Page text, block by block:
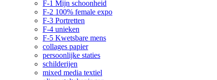
F-1 Mijn schoonheid
F-2 100% female expo
F-3 Portretten
F-4 unieken
F-5 Kwetsbare mens
collages papier
persoonlijke staties
schilderijen
mixed media textiel